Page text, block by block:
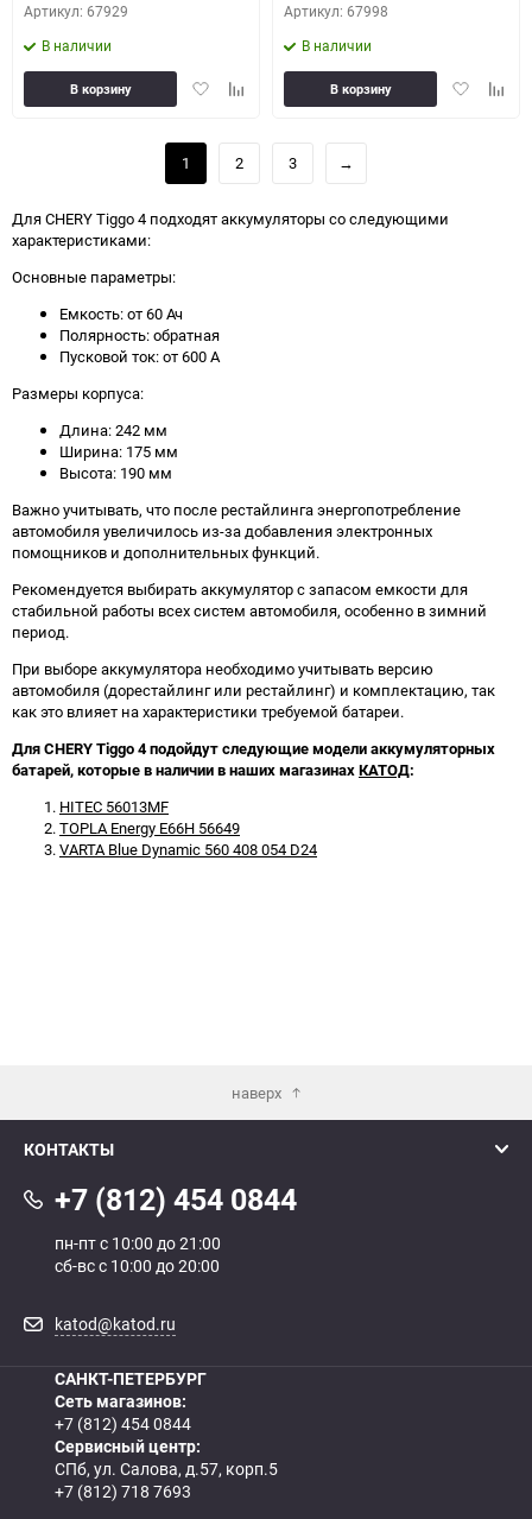
Артикул: 67929
В наличии
ДобавитьДобавить
В корзину
Артикул: 67998
В наличии
Добавить
В корзину
1 2 3 →
Для CHERY Tiggo 4 подходят аккумуляторы со следующими
характеристиками:
Основные параметры:
Емкость: от 60 Ач
Полярность: обратная
Пусковой ток: от 600 А
Размеры корпуса:
Длина: 242 мм
Ширина: 175 мм
Высота: 190 мм
Важно учитывать, что после рестайлинга энергопотребление
автомобиля увеличилось из-за добавления электронных
помощников и дополнительных функций.
Рекомендуется выбирать аккумулятор с запасом емкости для
стабильной работы всех систем автомобиля, особенно в зимний
период.
При выборе аккумулятора необходимо учитывать версию
автомобиля (дорестайлинг или рестайлинг) и комплектацию, так
как это влияет на характеристики требуемой батареи.
Для CHERY Tiggo 4 подойдут следующие модели аккумуляторных
батарей, которые в наличии в наших магазинахКАТОД:
HITEC 56013MF
TOPLA Energy E66H 56649
VARTA Blue Dynamic 560 408 054 D24
наверх
КОНТАКТЫ
+7 (812) 454 0844
пн-пт с 10:00 до 21:00
сб-вс с 10:00 до 20:00
katod@katod.ru
САНКТ-ПЕТЕРБУРГ
Сеть магазинов:
+7 (812) 454 0844
Сервисный центр:
СПб, ул. Салова, д.57, корп.5
+7 (812) 718 7693